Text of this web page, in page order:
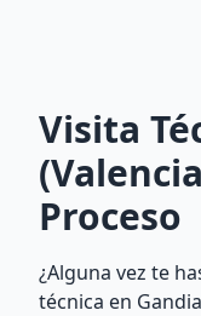
Visita
Proceso
¿Alguna vez te
técnica en